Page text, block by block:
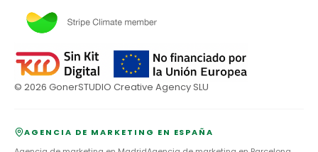
© 2026 GonerSTUDIO Creative Agency SLU
AGENCIA DE MARKETING EN ESPAÑA